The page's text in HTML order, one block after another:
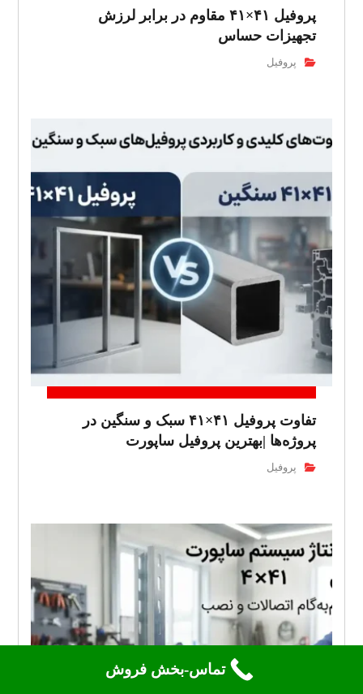
پروفیل ۴۱×۴۱ مقاوم در برابر لرزش
تجهیزات حساس
پروفیل
تفاوت پروفیل ۴۱×۴۱ سبک و سنگین در
پروژه‌ها |بهترین پروفیل ساپورت
پروفیل
تماس-بخش فروش